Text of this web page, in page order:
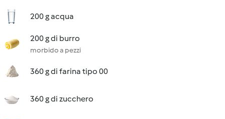
200 g acqua
200 g di burro
morbido a pezzi
360 g di farina tipo 00
360 g di zucchero